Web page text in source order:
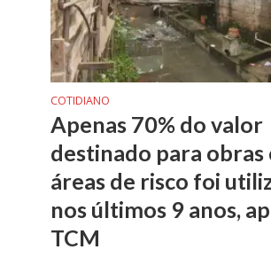
COTIDIANO
Apenas 70% do valor
destinado para obras
áreas de risco foi
nos últimos 9 anos,
TCM